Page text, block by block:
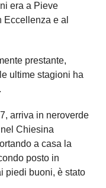
era a Pieve
Eccellenza e al
prestante,
ultime stagioni ha
arriva in neroverde
Chiesina
a casa la
posto in
piedi buoni, è stato